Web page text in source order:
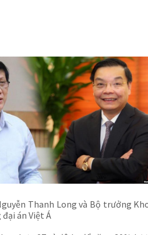
Thanh Long và Bộ trưởng
án Việt Á